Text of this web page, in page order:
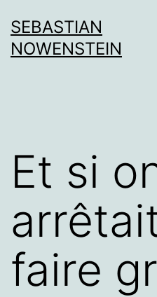
au
contenu
SEBASTIAN
NOWENSTEIN
Et si
faire